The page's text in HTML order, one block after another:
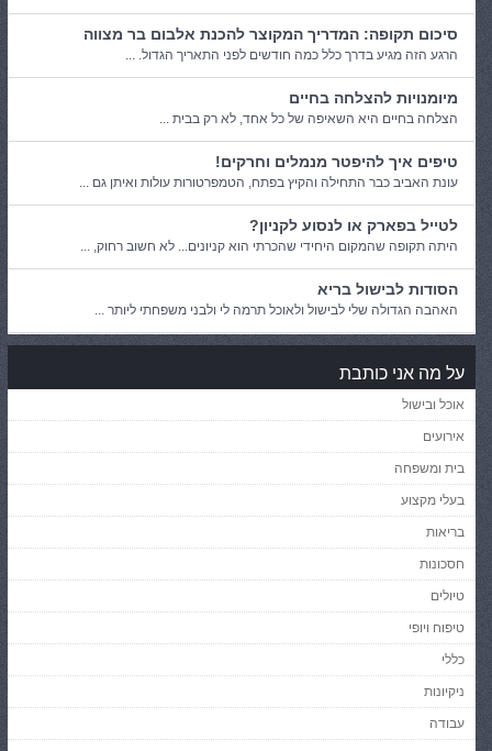
סיכום תקופה: המדריך המקוצר להכנת אלבום בר מצווה
הרגע הזה מגיע בדרך כלל כמה חודשים לפני התאריך הגדול. ...
מיומנויות להצלחה בחיים
הצלחה בחיים היא השאיפה של כל אחד, לא רק בבית ...
טיפים איך להיפטר מנמלים וחרקים!
עונת האביב כבר התחילה והקיץ בפתח, הטמפרטורות עולות ואיתן גם ...
לטייל בפארק או לנסוע לקניון?
היתה תקופה שהמקום היחידי שהכרתי הוא קניונים... לא חשוב רחוק, ...
הסודות לבישול בריא
האהבה הגדולה שלי לבישול ולאוכל תרמה לי ולבני משפחתי ליותר ...
על מה אני כותבת
אוכל ובישול
אירועים
בית ומשפחה
בעלי מקצוע
בריאות
חסכונות
טיולים
טיפוח ויופי
כללי
ניקיונות
עבודה